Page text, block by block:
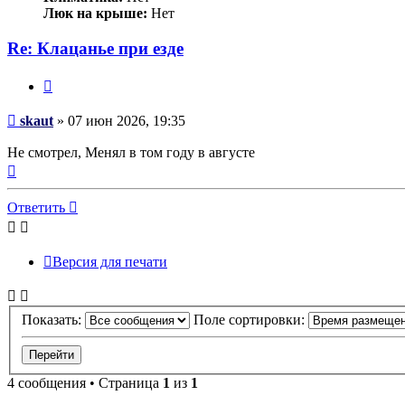
Люк на крыше: Нет
Re: Клацанье при езде
Сообщение
skaut » 07 июн 2026, 19:35
Не смотрел, Менял в том году в августе
началу
Ответить
Версия для печати
Показать: Поле сортировки:
4 сообщения • Страница 1 из 1